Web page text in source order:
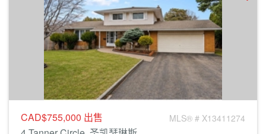
CAD$755,000 出售 MLS® # X13411274